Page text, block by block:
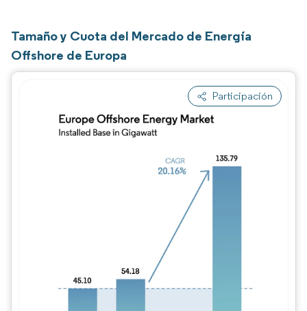
Tamaño y Cuota del Mercado de Energía
Offshore de Europa
Participación
Imagen © Mordor Intelligence. El uso